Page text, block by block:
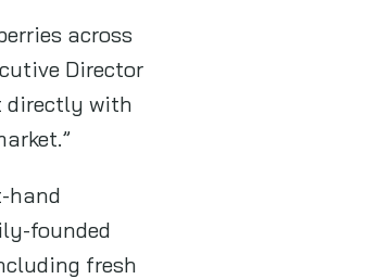
across
Director
directly with
hand
founded
fresh